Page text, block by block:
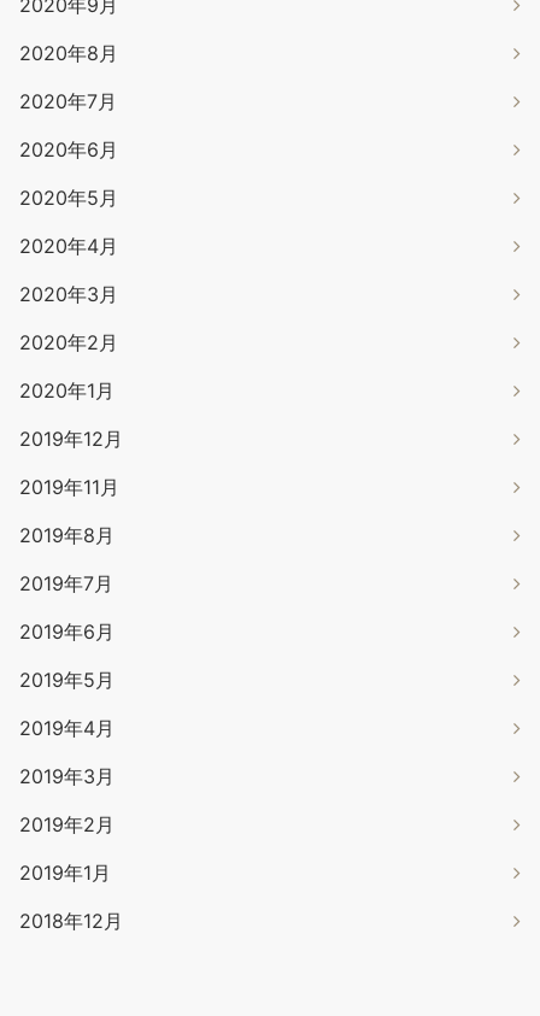
2020年9月
2020年8月
2020年7月
2020年6月
2020年5月
2020年4月
2020年3月
2020年2月
2020年1月
2019年12月
2019年11月
2019年8月
2019年7月
2019年6月
2019年5月
2019年4月
2019年3月
2019年2月
2019年1月
2018年12月